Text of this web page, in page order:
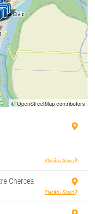
© OpenStreetMap contributors
Plecări / Sosiri
Chercea
Plecări / Sosiri